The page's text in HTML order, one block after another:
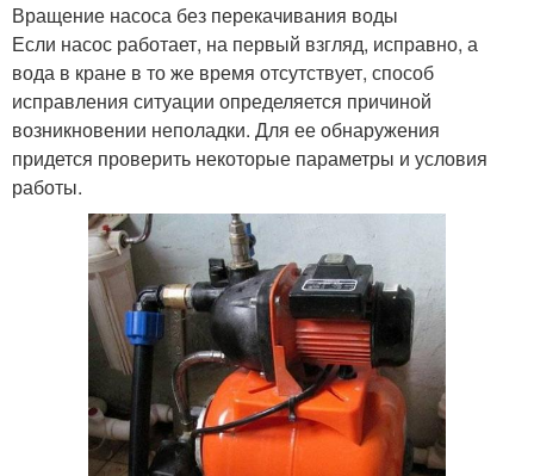
Вращение насоса без перекачивания воды
Если насос работает, на первый взгляд, исправно, а
вода в кране в то же время отсутствует, способ
исправления ситуации определяется причиной
возникновении неполадки. Для ее обнаружения
придется проверить некоторые параметры и условия
работы.